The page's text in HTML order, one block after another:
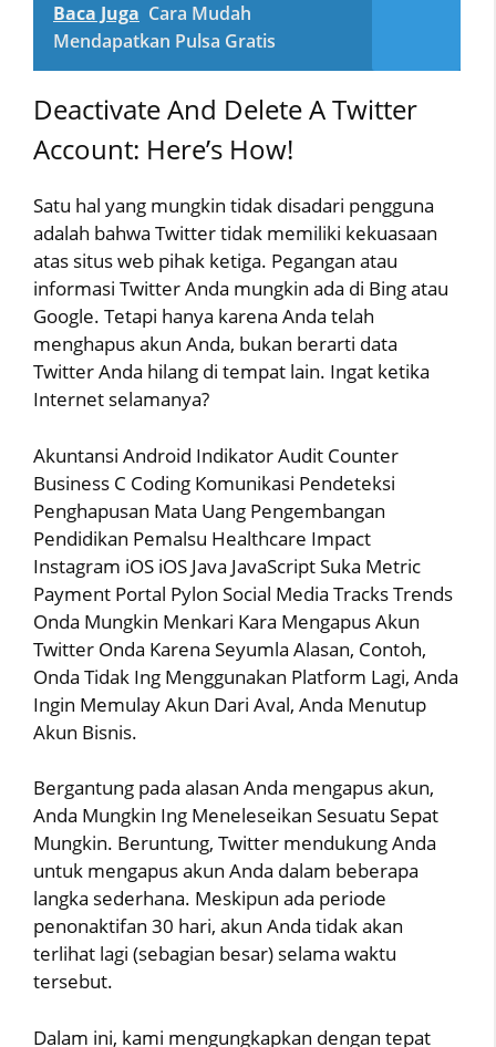
Baca Juga Cara Mudah
Mendapatkan Pulsa Gratis
Deactivate And Delete A Twitter
Account: Here’s How!
Satu hal yang mungkin tidak disadari pengguna
adalah bahwa Twitter tidak memiliki kekuasaan
atas situs web pihak ketiga. Pegangan atau
informasi Twitter Anda mungkin ada di Bing atau
Google. Tetapi hanya karena Anda telah
menghapus akun Anda, bukan berarti data
Twitter Anda hilang di tempat lain. Ingat ketika
Internet selamanya?
Akuntansi Android Indikator Audit Counter
Business C Coding Komunikasi Pendeteksi
Penghapusan Mata Uang Pengembangan
Pendidikan Pemalsu Healthcare Impact
Instagram iOS iOS Java JavaScript Suka Metric
Payment Portal Pylon Social Media Tracks Trends
Onda Mungkin Menkari Kara Mengapus Akun
Twitter Onda Karena Seyumla Alasan, Contoh,
Onda Tidak Ing Menggunakan Platform Lagi, Anda
Ingin Memulay Akun Dari Aval, Anda Menutup
Akun Bisnis.
Bergantung pada alasan Anda mengapus akun,
Anda Mungkin Ing Meneleseikan Sesuatu Sepat
Mungkin. Beruntung, Twitter mendukung Anda
untuk mengapus akun Anda dalam beberapa
langka sederhana. Meskipun ada periode
penonaktifan 30 hari, akun Anda tidak akan
terlihat lagi (sebagian besar) selama waktu
tersebut.
Dalam ini, kami mengungkapkan dengan tepat